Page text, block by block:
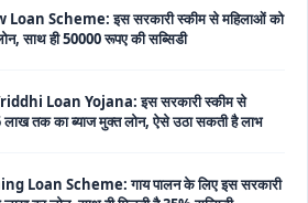
Loan Yojana: इस सरकारी स्कीम से
Loan Scheme: गाय पालन के लिए इस सरकारी